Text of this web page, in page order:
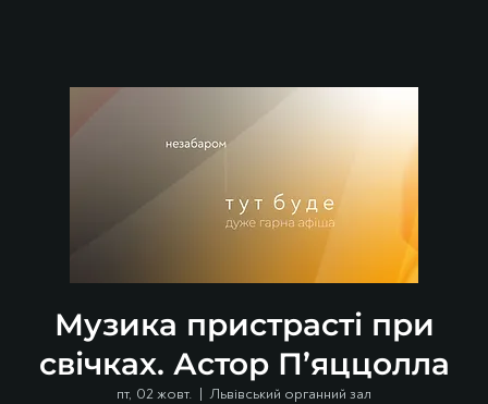
Музика пристрасті при
свічках. Астор П’яццолла
пт, 02 жовт.
  |
Львівський органний зал